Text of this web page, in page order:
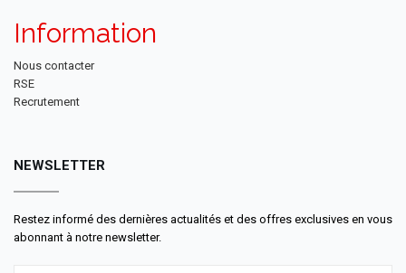
Information
Nous contacter
RSE
Recrutement
NEWSLETTER
Restez informé des dernières actualités et des offres exclusives en vous
abonnant à notre newsletter.